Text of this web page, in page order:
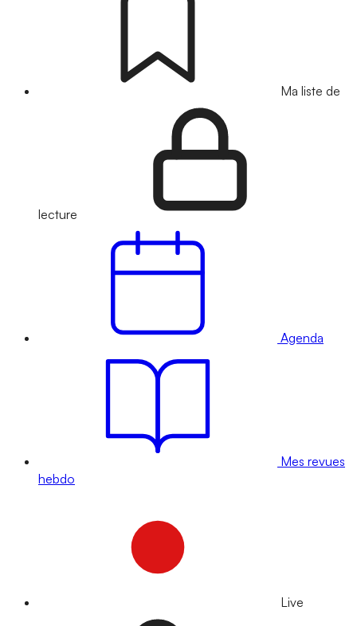
Ma liste de
lecture
Agenda
Mes revues
hebdo
Live